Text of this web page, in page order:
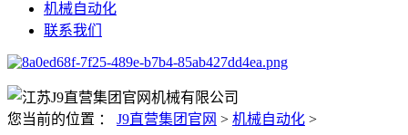
机械自动化
联系我们
您当前的位置 ： J9直营集团官网 > 机械自动化 >